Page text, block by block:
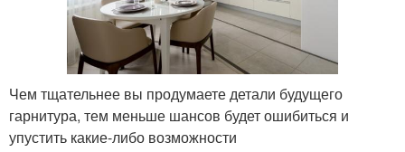
Чем тщательнее вы продумаете детали будущего
гарнитура, тем меньше шансов будет ошибиться и
упустить какие-либо возможности